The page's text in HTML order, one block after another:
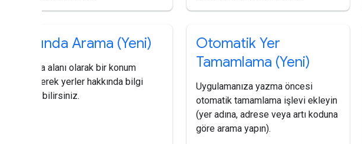
Yakında Arama (Yeni)
Arama alanı olarak bir konum
belirterek yerler hakkında bilgi
edinebilirsiniz.
Otomatik Yer
Tamamlama (Yeni)
Uygulamanıza yazma öncesi
otomatik tamamlama işlevi ekleyin
(yer adına, adrese veya artı koduna
göre arama yapın).